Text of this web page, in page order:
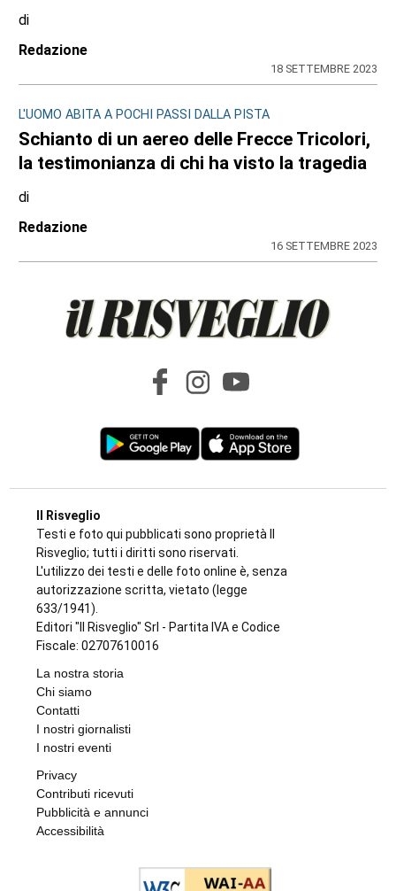
di
Redazione
18 SETTEMBRE 2023
L'UOMO ABITA A POCHI PASSI DALLA PISTA
Schianto di un aereo delle Frecce Tricolori,
la testimonianza di chi ha visto la tragedia
di
Redazione
16 SETTEMBRE 2023
Il Risveglio
Testi e foto qui pubblicati sono proprietà Il
Risveglio; tutti i diritti sono riservati.
L'utilizzo dei testi e delle foto online è, senza
autorizzazione scritta, vietato (legge
633/1941).
Editori "Il Risveglio" Srl - Partita IVA e Codice
Fiscale: 02707610016
La nostra storia
Chi siamo
Contatti
I nostri giornalisti
I nostri eventi
Privacy
Contributi ricevuti
Pubblicità e annunci
Accessibilità